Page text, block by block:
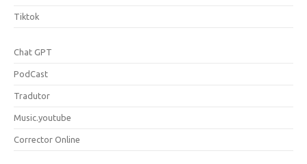
Tiktok
Chat GPT
PodCast
Tradutor
Music.youtube
Corrector Online